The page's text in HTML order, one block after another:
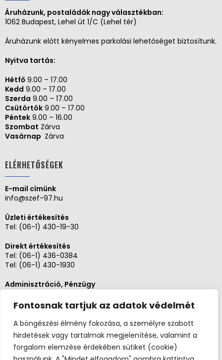
Fontosnak tartjuk az adatok védelmét
A böngészési élmény fokozása, a személyre szabott
hirdetések vagy tartalmak megjelenítése, valamint a
forgalom elemzése érdekében sütiket (cookie)
Áruházunk, postaládák nagy választékban:
1062 Budapest, Lehel út 1/C (Lehel tér)
Áruházunk előtt kényelmes parkolási lehetőséget biztosítunk.
Nyitva tartás:
Hétfő 9.00 – 17.00
Kedd 9.00 – 17.00
Szerda 9.00 – 17.00
Csütörtök 9.00 – 17.00
Péntek 9.00 – 16.00
Szombat Zárva
Vasárnap Zárva
ELÉRHETŐSÉGEK
E-mail címünk
info@szef-97.hu
Üzleti értékesítés
Tel: (06-1) 430-19-30
Direkt értékesítés
Tel: (06-1) 436-0384
Tel: (06-1) 430-1930
Adminisztráció, Pénzügy
Szerviz és karbantartás
Tel: (06-20)3268654
Tel: (06-1) 436-0384